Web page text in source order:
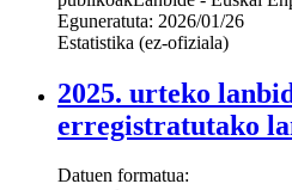
Eguneratuta: 2026/01/26
Estatistika (ez-ofiziala)
2025. urteko
erregistratutako
Datuen formatua: